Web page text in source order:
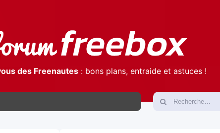
des Freenautes: bons plans, entraide et astuces !